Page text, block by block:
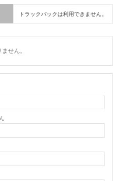
トラックバックは利用できません。
せん。